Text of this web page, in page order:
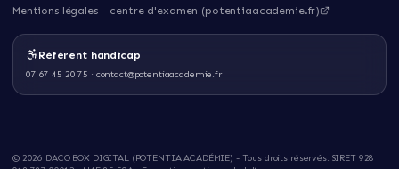
Mentions légales - centre d'examen (potentiaacademie.fr)
Référent handicap
07 67 45 20 75 · contact@potentiaacademie.fr
© 2026 DACO BOX DIGITAL (POTENTIA ACADÉMIE) - Tous droits réservés. SIRET 928